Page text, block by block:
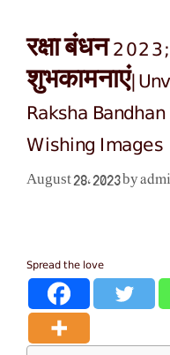
रक्षा बंधन
Raksha
Wishing Images
August 28, 2023by
Spread the love